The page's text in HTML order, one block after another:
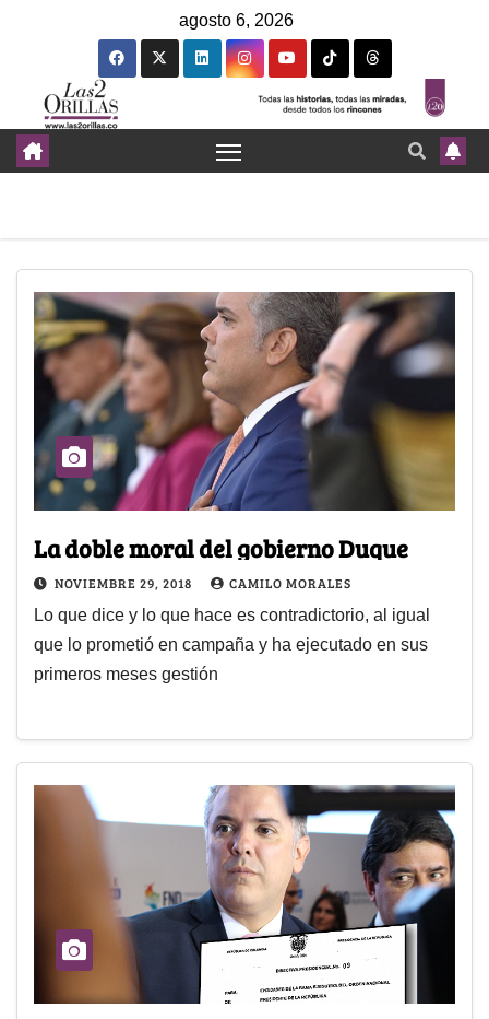
agosto 6, 2026
La doble moral del gobierno Duque
NOVIEMBRE 29, 2018 CAMILO MORALES
Lo que dice y lo que hace es contradictorio, al igual
que lo prometió en campaña y ha ejecutado en sus
primeros meses gestión